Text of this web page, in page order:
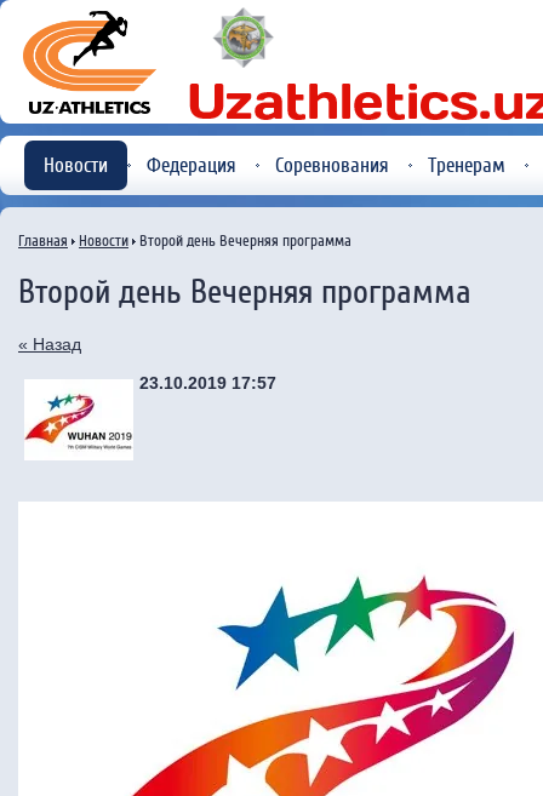
Новости Федерация Соревнования Тренерам
Главная Новости Второй день Вечерняя программа
Второй день Вечерняя программа
« Назад
23.10.2019 17:57